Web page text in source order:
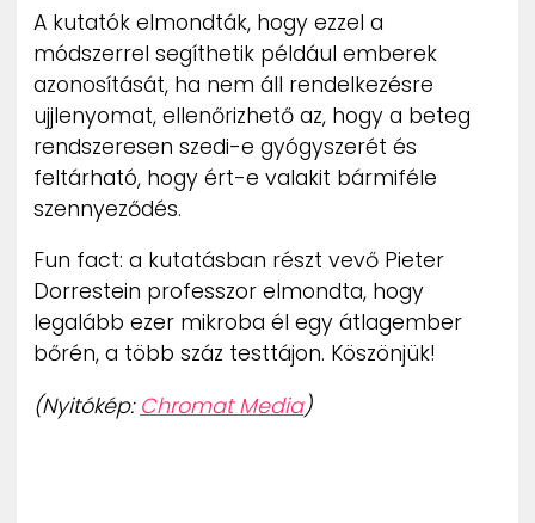
A kutatók elmondták, hogy ezzel a
módszerrel segíthetik például emberek
azonosítását, ha nem áll rendelkezésre
ujjlenyomat, ellenőrizhető az, hogy a beteg
rendszeresen szedi-e gyógyszerét és
feltárható, hogy ért-e valakit bármiféle
szennyeződés.
Fun fact: a kutatásban részt vevő Pieter
Dorrestein professzor elmondta, hogy
legalább ezer mikroba él egy átlagember
bőrén, a több száz testtájon. Köszönjük!
(Nyitókép: Chromat Media)